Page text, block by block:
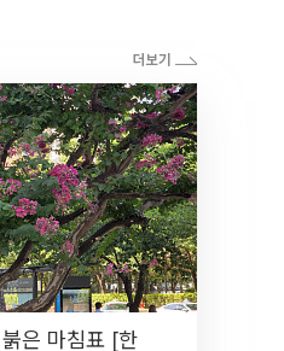
은 마침표 [한